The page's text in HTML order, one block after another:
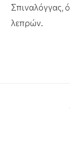
Σπιναλόγγας,
λεπρών.